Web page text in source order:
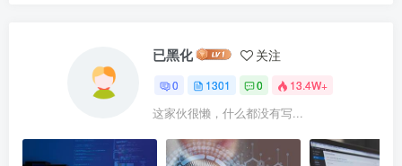
已黑化 关注
0 1301 0 13.4W+
这家伙很懒，什么都没有写...